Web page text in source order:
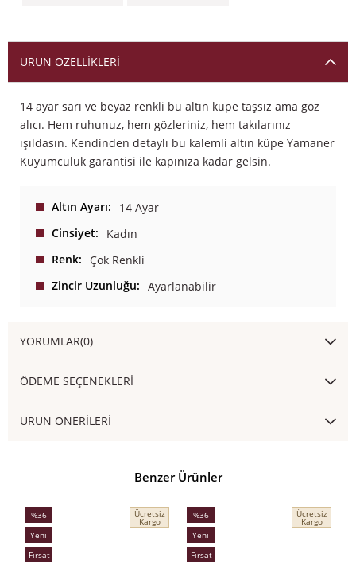
ÜRÜN ÖZELLIKLERI
14 ayar sarı ve beyaz renkli bu altın küpe taşsız ama göz
alıcı. Hem ruhunuz, hem gözleriniz, hem takılarınız
ışıldasın. Kendinden detaylı bu kalemli altın küpe Yamaner
Kuyumculuk garantisi ile kapınıza kadar gelsin.
Altın Ayarı
14 Ayar
Cinsiyet
Kadın
Renk
Çok Renkli
Zincir Uzunluğu
Ayarlanabilir
YORUMLAR(0)
ÖDEME SEÇENEKLERI
ÜRÜN ÖNERILERI
Benzer Ürünler
%36
İndirim
%36İndirim
Yeni
Ürün
Fırsat
Ücretsiz
Kargo
%36
İndirim
%36İndirim
Yeni
Ürün
Fırsat
Ücretsiz
Kargo